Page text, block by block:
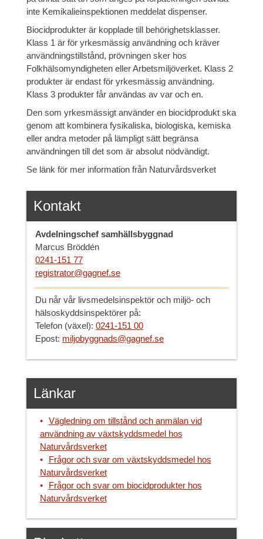
inte Kemikalieinspektionen meddelat dispenser.
Biocidprodukter är kopplade till behörighetsklasser.
Klass 1 är för yrkesmässig användning och kräver
användningstillstånd, prövningen sker hos
Folkhälsomyndigheten eller Arbetsmiljöverket. Klass 2
produkter är endast för yrkesmässig användning.
Klass 3 produkter får användas av var och en.
Den som yrkesmässigt använder en biocidprodukt ska
genom att kombinera fysikaliska, biologiska, kemiska
eller andra metoder på lämpligt sätt begränsa
användningen till det som är absolut nödvändigt.
Se länk för mer information från Naturvårdsverket
Kontakt
Avdelningschef samhällsbyggnad
Marcus Bröddén
0241-151 77
registrator@gagnef.se
Du når vår livsmedelsinspektör och miljö- och
hälsoskyddsinspektörer på:
Telefon (växel):0241-151 00
Epost: miljobyggnads@gagnef.se
Länkar
Vägledning om tillstånd och anmälan vid
användning av växtskyddsmedel hos
Naturvårdsverket
Frågor och svar om växtskyddsmedel hos
Naturvårdsverket
Frågor och svar om biocidprodukter hos
Naturvårdsverket